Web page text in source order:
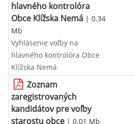
hlavného kontrolóra
Obce Klížska Nemá | 0.34
Mb
Vyhlásenie voľby na
hlavného kontrolóra Obce
Klížska Nemá
Zoznam
zaregistrovaných
kandidátov pre voľby
starostu obce | 0.01 Mb